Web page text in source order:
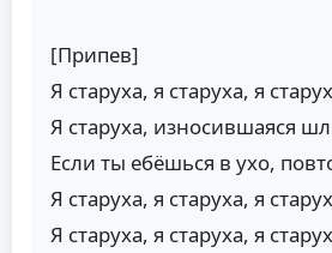
[Припев]
Я старуха, я старуха, я
Я старуха, износившаяся
Если ты ебёшься в ухо,
Я старуха, я старуха, я
Я старуха, я старуха, я